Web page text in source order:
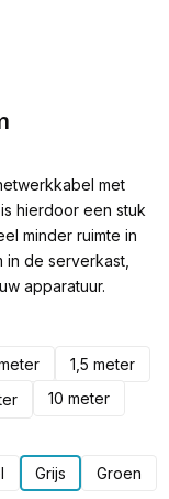
met
hierdoor een stuk
minder ruimte in
de serverkast,
apparatuur.
1,5 meter
10 meter
Grijs
Groen